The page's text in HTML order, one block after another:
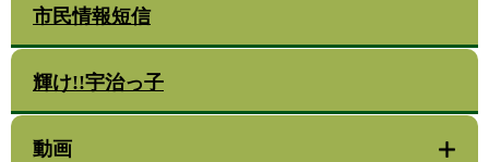
市民情報短信
輝け!!宇治っ子
動画